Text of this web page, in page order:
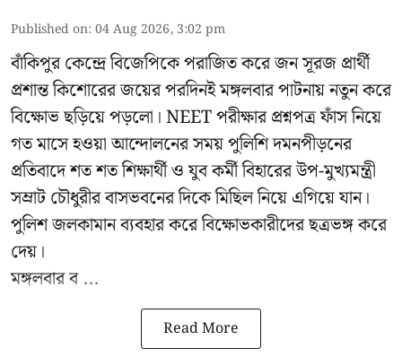
Published on:04 Aug 2026, 3:02 pm
বাঁকিপুর কেন্দ্রে বিজেপিকে পরাজিত করে জন সূরজ প্রার্থী
প্রশান্ত কিশোরের জয়ের পরদিনই মঙ্গলবার পাটনায় নতুন করে
বিক্ষোভ ছড়িয়ে পড়লো। NEET পরীক্ষার প্রশ্নপত্র ফাঁস নিয়ে
গত মাসে হওয়া আন্দোলনের সময় পুলিশি দমনপীড়নের
প্রতিবাদে শত শত শিক্ষার্থী ও যুব কর্মী বিহারের উপ-মুখ্যমন্ত্রী
সম্রাট চৌধুরীর বাসভবনের দিকে মিছিল নিয়ে এগিয়ে যান।
পুলিশ জলকামান ব্যবহার করে বিক্ষোভকারীদের ছত্রভঙ্গ করে
দেয়।
মঙ্গলবার ব ...
Read More